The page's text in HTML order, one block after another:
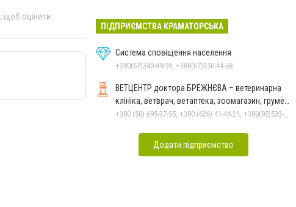
, щоб оцінити
ПІДПРИЄМСТВА КРАМАТОРСЬКА
Система сповіщення населення
+380(67)340-49-59, +380(67)350-44-68
ВЕТЦЕНТР доктора БРЕЖНЄВА – ветеринарна
клініка, ветврач, ветаптека, зоомагазин, грумер,
стрижки.
+380 (50) 695-37-55, +380 (626) 41-44-21, +380(95)533-90-03
Додати підприємство